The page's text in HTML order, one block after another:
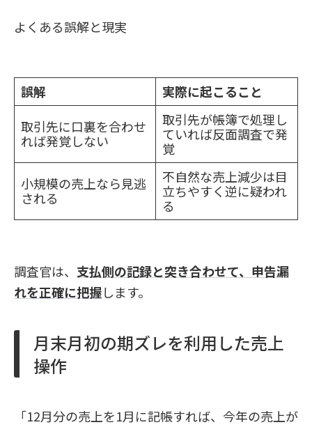
よくある誤解と現実
誤解
実際に起こること
取引先に口裏を合わせ
れば発覚しない
取引先が帳簿で処理し
ていれば反面調査で発
覚
小規模の売上なら見逃
される
不自然な売上減少は目
立ちやすく逆に疑われ
る
調査官は、 支払側の記録と突き合わせて、申告漏
れを正確に把握します。
月末月初の期ズレを利用した売上
操作
「12月分の売上を1月に記帳すれば、今年の売上が